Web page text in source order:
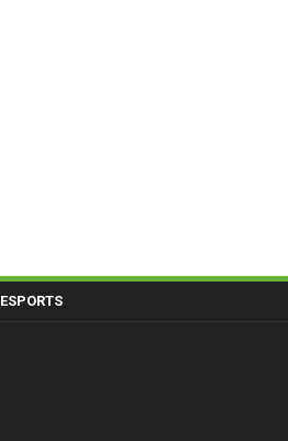
ESPORTS